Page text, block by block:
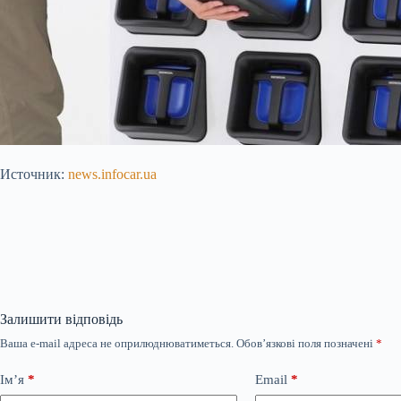
Источник: news.infocar.ua
Залишити відповідь
Ваша e-mail адреса не оприлюднюватиметься. Обов’язкові поля позначені *
Ім’я * Email *